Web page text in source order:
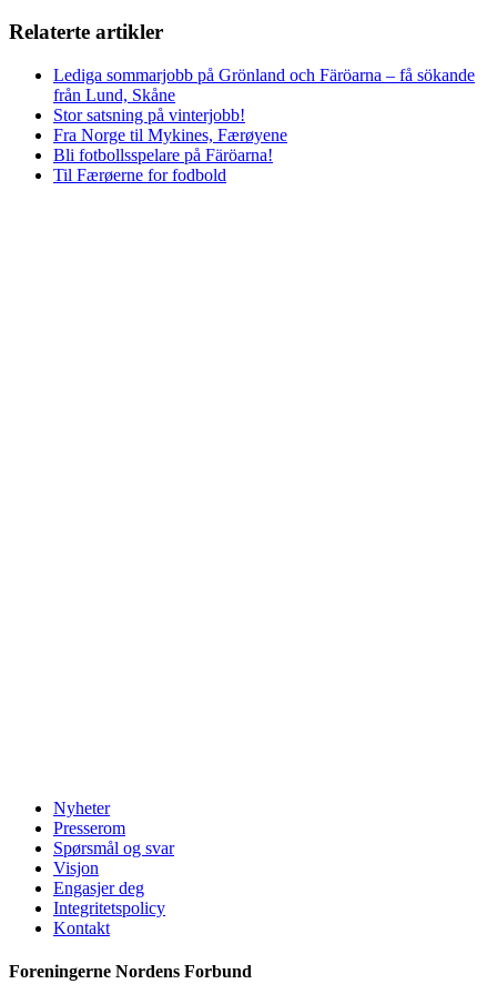
Relaterte artikler
Lediga sommarjobb på Grönland och Färöarna – få sökande
från Lund, Skåne
Stor satsning på vinterjobb!
Fra Norge til Mykines, Færøyene
Bli fotbollsspelare på Färöarna!
Til Færøerne for fodbold
Nyheter
Presserom
Spørsmål og svar
Visjon
Engasjer deg
Integritetspolicy
Kontakt
Foreningerne Nordens Forbund